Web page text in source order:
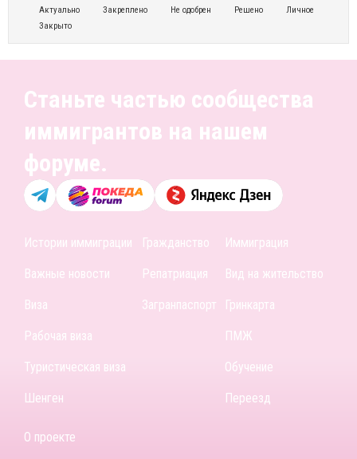
Актуально
Закреплено Не одобрен Решено
Личное
Закрыто
Станьте частью сообщества
иммигрантов на нашем
форуме.
Истории иммиграции
Важные новости
Виза
Рабочая виза
Туристическая виза
Шенген
Гражданство
Репатриация
Загранпаспорт
Иммиграция
Вид на жительство
Гринкарта
ПМЖ
Обучение
Переезд
О проекте